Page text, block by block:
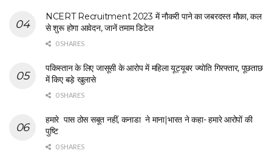
NCERT Recruitment 2023 में नौकरी पाने का जबरदस्त मौका, कल
से शुरू होगा आवेदन, जानें तमाम डिटेल
0 SHARES
पकिस्तान के लिए जासूसी के आरोप में महिला यूट्यूबर ज्योति गिरफ्तार, पूछताछ
में किए बड़े खुलासे
0 SHARES
हमारे पास ठोस सबूत नहीं, कनाडा ने माना|भारत ने कहा- हमारे आरोपों की
पुष्टि
0 SHARES